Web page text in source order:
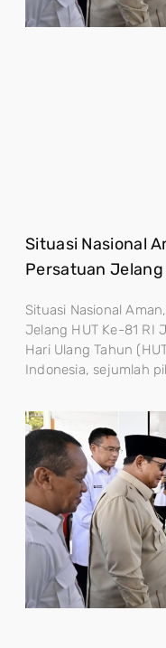
Situasi Nasional
Persatuan Jelang
Situasi Nasional
Jelang HUT Ke-81 RI
Hari Ulang Tahun
Indonesia, sejumlah